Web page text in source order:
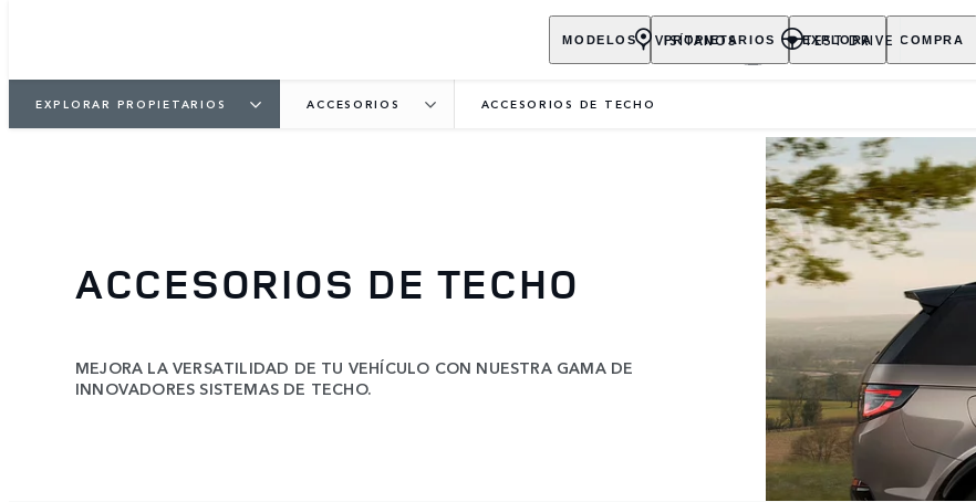
MODELOS PROPIETARIOS EXPLORA COMPRA
VISÍTANOS TEST DRIVE
EXPLORAR PROPIETARIOS ACCESORIOS ACCESORIOS DE TECHO
ACCESORIOS DE TECHO
MEJORA LA VERSATILIDAD DE TU VEHÍCULO CON NUESTRA GAMA DE
INNOVADORES SISTEMAS DE TECHO.